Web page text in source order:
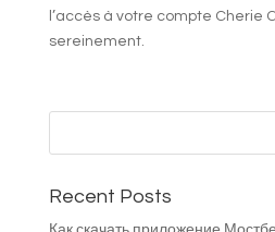
l’accès à votre compte Cherie
sereinement.
Recent Posts